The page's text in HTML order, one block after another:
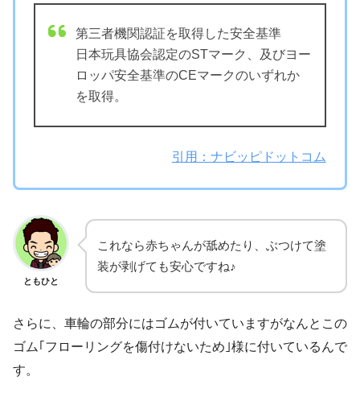
第三者機関認証を取得した安全基準
日本玩具協会認定のSTマーク、及びヨー
ロッパ安全基準のCEマークのいずれか
を取得。
引用：ナビッピドットコム
ともひと
これなら赤ちゃんが舐めたり、ぶつけて塗
装が剥げても安心ですね♪
さらに、車輪の部分にはゴムが付いていますがなんとこの
ゴム｢フローリングを傷付けないため｣様に付いているんで
す。